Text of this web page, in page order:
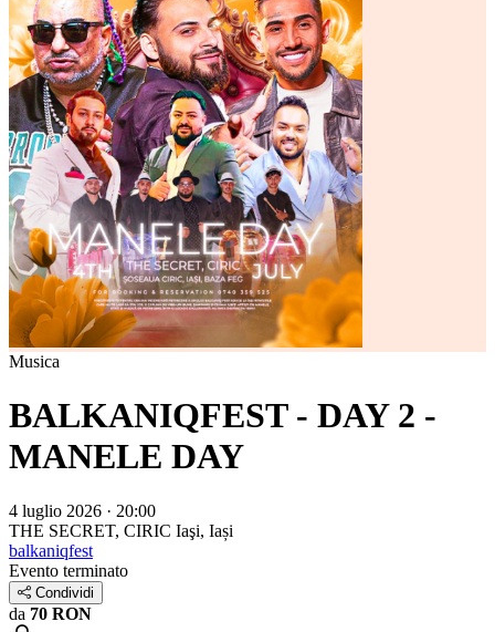
Musica
BALKANIQFEST - DAY 2 -
MANELE DAY
4 luglio 2026 · 20:00
THE SECRET, CIRIC Iaşi, Iași
balkaniqfest
Evento terminato
Condividi
da 70 RON